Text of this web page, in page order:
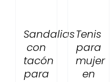
Sandalias
con
tacón
para
Tenis
para
mujer
en